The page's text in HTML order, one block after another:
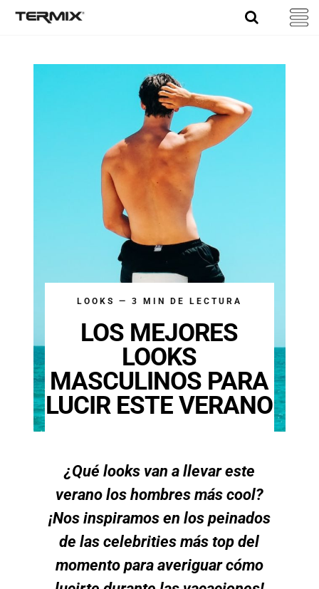
Skip
LOOKS — 3 MIN DE LECTURA
LOS MEJORES
LOOKS
MASCULINOS PARA
LUCIR ESTE VERANO
¿Qué looks van a llevar este
verano los hombres más cool?
¡Nos inspiramos en los peinados
de las celebrities más top del
momento para averiguar cómo